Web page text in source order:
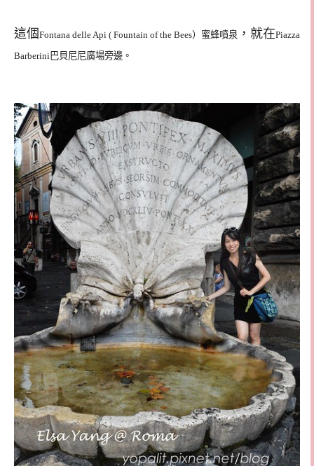
這個Fontana delle Api ( Fountain of the Bees）蜜蜂噴泉 ，就在Piazza
Barberini巴貝尼尼廣場旁邊。